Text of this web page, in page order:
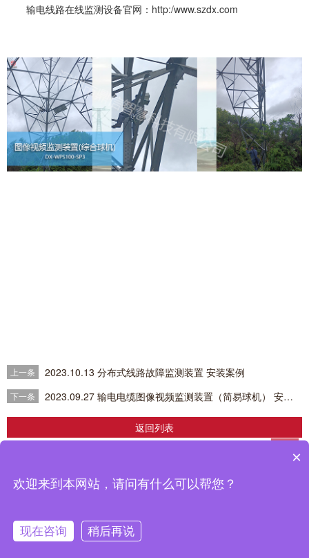
输电线路在线监测设备官网：http:/www.szdx.com
上一条 2023.10.13 分布式线路故障监测装置 安装案例
下一条 2023.09.27 输电电缆图像视频监测装置（简易球机） 安装案例
返回列表
鼎信智慧科技有限公司推出的输配电线路在线监测，分布式故障定位，电缆在线
监测设备在南网、国网得到广泛应用，取得了良好的使用效果。
×
欢迎来到本网站，请问有什么可以帮您？
现在咨询 稍后再说